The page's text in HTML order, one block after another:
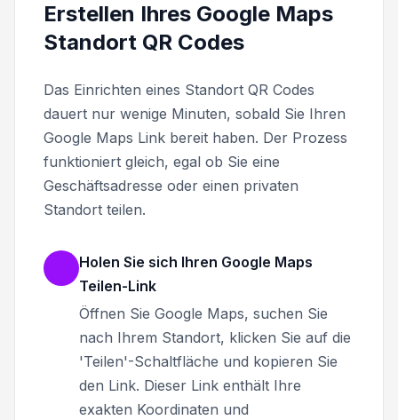
Erstellen Ihres Google Maps
Standort QR Codes
Das Einrichten eines Standort QR Codes
dauert nur wenige Minuten, sobald Sie Ihren
Google Maps Link bereit haben. Der Prozess
funktioniert gleich, egal ob Sie eine
Geschäftsadresse oder einen privaten
Standort teilen.
Holen Sie sich Ihren Google Maps
Teilen-Link
Öffnen Sie Google Maps, suchen Sie
nach Ihrem Standort, klicken Sie auf die
'Teilen'-Schaltfläche und kopieren Sie
den Link. Dieser Link enthält Ihre
exakten Koordinaten und